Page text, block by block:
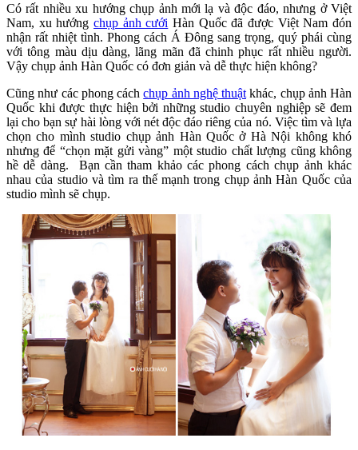
Có rất nhiều xu hướng chụp ảnh mới lạ và độc đáo, nhưng ở Việt
Nam, xu hướng chụp ảnh cưới Hàn Quốc đã được Việt Nam đón
nhận rất nhiệt tình. Phong cách Á Đông sang trọng, quý phái cùng
với tông màu dịu dàng, lãng mãn đã chinh phục rất nhiều người.
Vậy chụp ảnh Hàn Quốc có đơn giản và dễ thực hiện không?
Cũng như các phong cáchchụp ảnh nghệ thuật khác, chụp ảnh Hàn
Quốc khi được thực hiện bởi những studio chuyên nghiệp sẽ đem
lại cho bạn sự hài lòng với nét độc đáo riêng của nó. Việc tìm và lựa
chọn cho mình studio chụp ảnh Hàn Quốc ở Hà Nội không khó
nhưng để “chọn mặt gửi vàng” một studio chất lượng cũng không
hề dễ dàng. Bạn cần tham khảo các phong cách chụp ảnh khác
nhau của studio và tìm ra thế mạnh trong chụp ảnh Hàn Quốc của
studio mình sẽ chụp.